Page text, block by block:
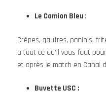
Le Camion Bleu :
Crêpes, gaufres, paninis,
a tout ce qu’il vous faut
et après le match en Canal
Buvette USC :